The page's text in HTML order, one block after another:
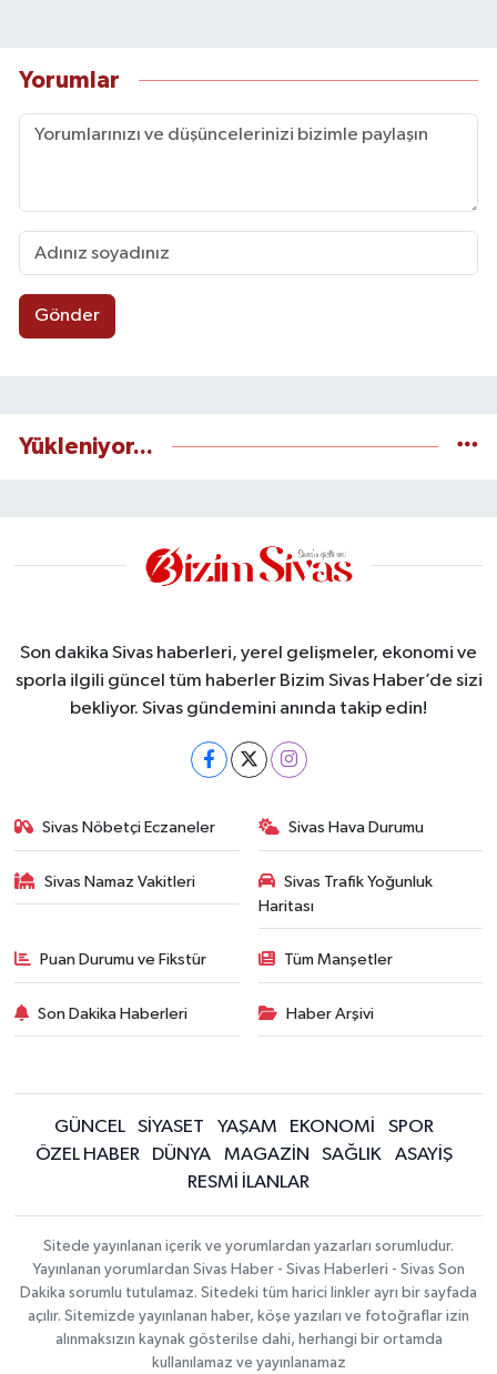
Yorumlar
Gönder
Yükleniyor...
Son dakika Sivas haberleri, yerel gelişmeler, ekonomi ve
sporla ilgili güncel tüm haberler Bizim Sivas Haber’de sizi
bekliyor. Sivas gündemini anında takip edin!
Sivas Nöbetçi Eczaneler Sivas Hava Durumu
Sivas Namaz Vakitleri
Sivas Trafik Yoğunluk
Haritası
Puan Durumu ve Fikstür Tüm Manşetler
Son Dakika Haberleri Haber Arşivi
GÜNCEL SİYASET YAŞAM EKONOMİ
SPOR
ÖZEL HABER
DÜNYA MAGAZİN SAĞLIK
ASAYİŞ
RESMİ İLANLAR
Sitede yayınlanan içerik ve yorumlardan yazarları sorumludur.
Yayınlanan yorumlardan Sivas Haber - Sivas Haberleri - Sivas Son
Dakika sorumlu tutulamaz. Sitedeki tüm harici linkler ayrı bir sayfada
açılır. Sitemizde yayınlanan haber, köşe yazıları ve fotoğraflar izin
alınmaksızın kaynak gösterilse dahi, herhangi bir ortamda
kullanılamaz ve yayınlanamaz